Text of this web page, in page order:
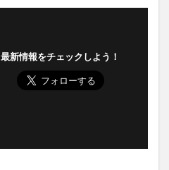
最新情報をチェックしよう！